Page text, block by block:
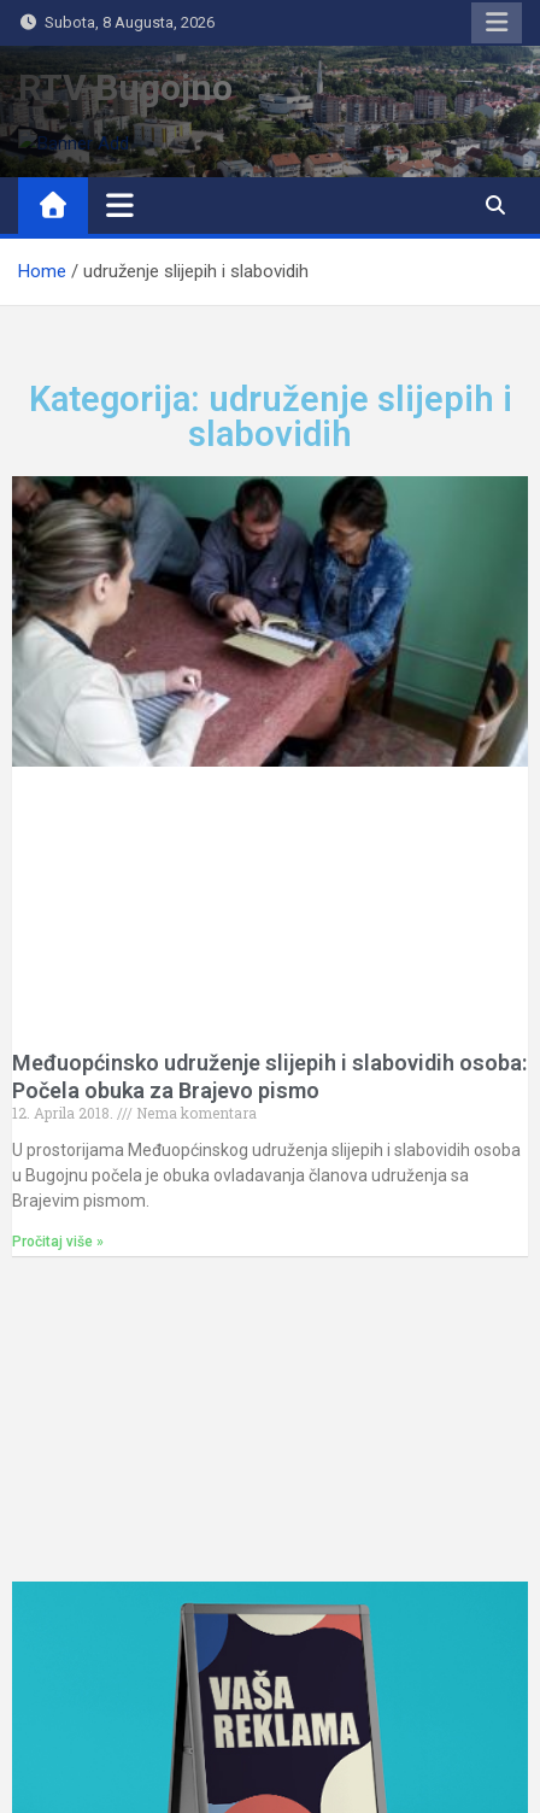
Subota, 8 Augusta, 2026
RTV Bugojno
Home udruženje slijepih i slabovidih
Kategorija: udruženje slijepih i
slabovidih
Međuopćinsko udruženje slijepih i slabovidih osoba:
Počela obuka za Brajevo pismo
12. Aprila 2018.
Nema komentara
U prostorijama Međuopćinskog udruženja slijepih i slabovidih osoba
u Bugojnu počela je obuka ovladavanja članova udruženja sa
Brajevim pismom.
Pročitaj više »